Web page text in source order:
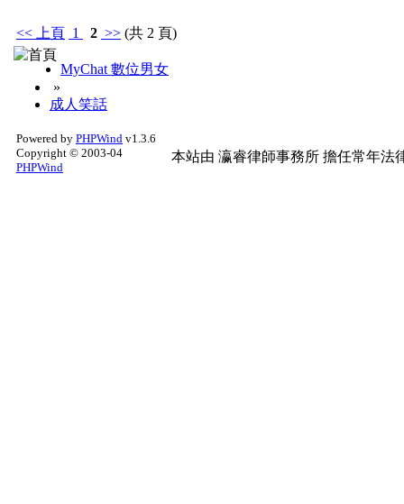
<< 上頁 1 2 >> (共 2 頁)
MyChat 數位男女
»
成人笑話
Powered by PHPWind v1.3.6
Copyright © 2003-04
PHPWind
本站由 瀛睿律師事務所 擔任常年法